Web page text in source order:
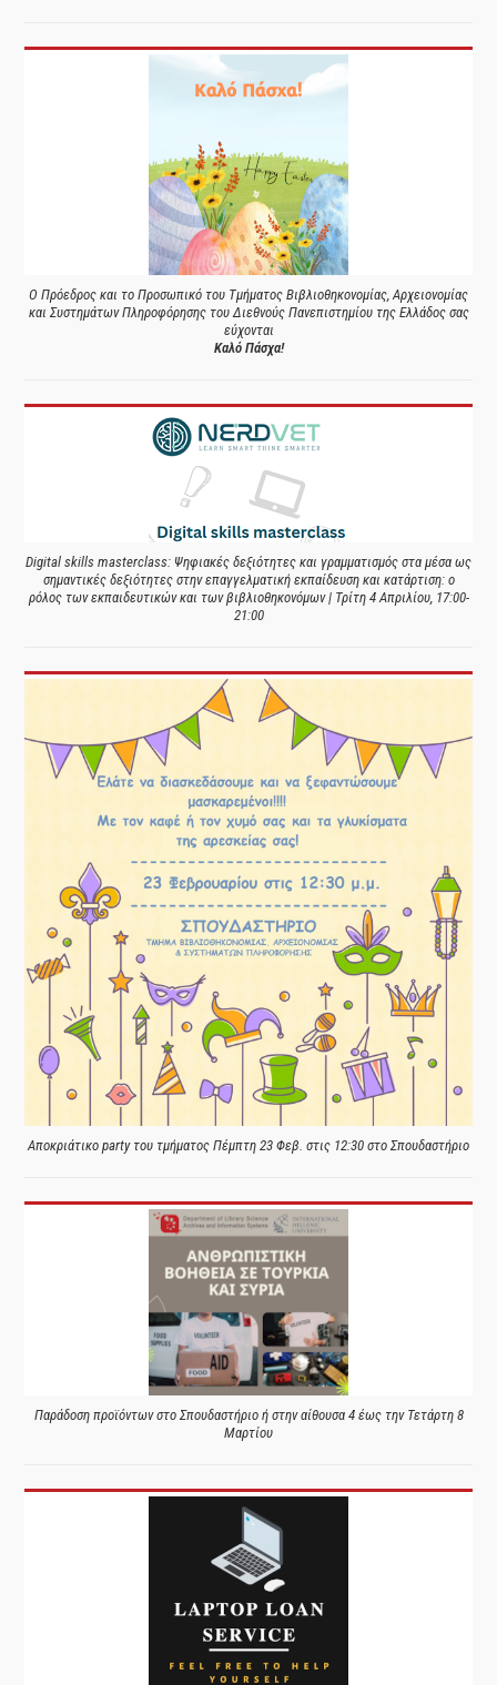
Ο Πρόεδρος και το Προσωπικό του Τμήματος Βιβλιοθηκονομίας, Αρχειονομίας
και Συστημάτων Πληροφόρησης του Διεθνούς Πανεπιστημίου της Ελλάδος σας
εύχονται
Καλό Πάσχα!
Digital skills masterclass: Ψηφιακές δεξιότητες και γραμματισμός στα μέσα ως
σημαντικές δεξιότητες στην επαγγελματική εκπαίδευση και κατάρτιση: ο
ρόλος των εκπαιδευτικών και των βιβλιοθηκονόμων | Τρίτη 4 Απριλίου, 17:00-
21:00
Αποκριάτικο party του τμήματος Πέμπτη 23 Φεβ. στις 12:30 στο Σπουδαστήριο
Παράδοση προϊόντων στο Σπουδαστήριο ή στην αίθουσα 4 έως την Τετάρτη 8
Μαρτίου